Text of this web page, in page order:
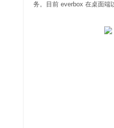
务。目前 everbox 在桌面端